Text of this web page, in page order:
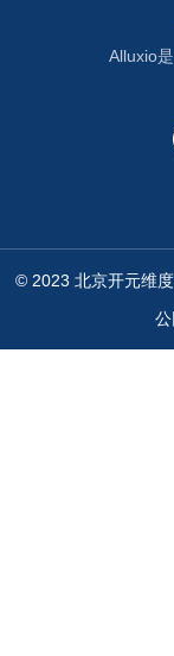
Alluxio
© 2023 北京开元维